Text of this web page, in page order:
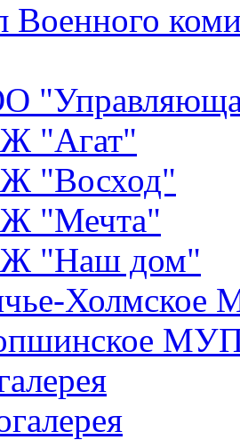
Военного
"Агат"
"Восход"
"Мечта"
"Наш дом"